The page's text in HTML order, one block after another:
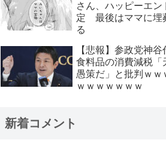
さん、ハッピーエン
定 最後はママに埋
る
【悲報】参政党神谷
食料品の消費減税「
愚策だ」と批判ｗｗ
ｗｗｗｗｗｗｗ
新着コメント